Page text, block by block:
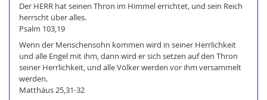
Der HERR hat seinen Thron im Himmel errichtet, und sein Reich
herrscht über alles.
Psalm 103,19
Wenn der Menschensohn kommen wird in seiner Herrlichkeit
und alle Engel mit ihm, dann wird er sich setzen auf den Thron
seiner Herrlichkeit, und alle Völker werden vor ihm versammelt
werden.
Matthäus 25,31-32